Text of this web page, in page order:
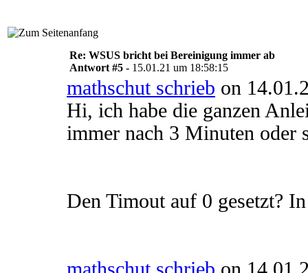
Re: WSUS bricht bei Bereinigung immer ab
Antwort #5 - 15.01.21 um 18:58:15
mathschut schrieb on
Hi, ich habe die ganzen
immer nach 3 Minuten oder
Den Timout auf 0 gesetzt?